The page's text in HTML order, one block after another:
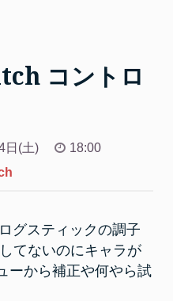
コントロ
日(土)
18:00
グスティックの調子
てないのにキャラが
ーから補正や何やら試